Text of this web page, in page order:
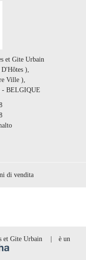
et Gite Urbain
D'Hôtes ),
Ville ),
- BELGIQUE
di vendita
et Gite Urbain
è un